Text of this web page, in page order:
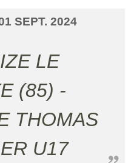
SEPT. 2024
(85) -
THOMAS
U17